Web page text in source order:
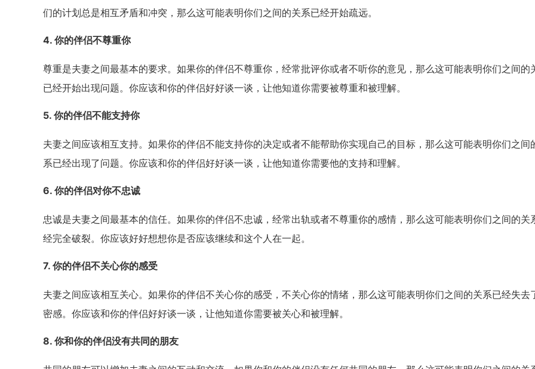
们的计划总是相互矛盾和冲突，那么这可能表明你们之间的关系已经开始疏远。
4. 你的伴侣不尊重你
尊重是夫妻之间最基本的要求。如果你的伴侣不尊重你，经常批评你或者不听你的意见，那么这可能表明你们之间的
已经开始出现问题。你应该和你的伴侣好好谈一谈，让他知道你需要被尊重和被理解。
5. 你的伴侣不能支持你
夫妻之间应该相互支持。如果你的伴侣不能支持你的决定或者不能帮助你实现自己的目标，那么这可能表明你们之间
系已经出现了问题。你应该和你的伴侣好好谈一谈，让他知道你需要他的支持和理解。
6. 你的伴侣对你不忠诚
忠诚是夫妻之间最基本的信任。如果你的伴侣不忠诚，经常出轨或者不尊重你的感情，那么这可能表明你们之间的关
经完全破裂。你应该好好想想你是否应该继续和这个人在一起。
7. 你的伴侣不关心你的感受
夫妻之间应该相互关心。如果你的伴侣不关心你的感受，不关心你的情绪，那么这可能表明你们之间的关系已经失去
密感。你应该和你的伴侣好好谈一谈，让他知道你需要被关心和被理解。
8. 你和你的伴侣没有共同的朋友